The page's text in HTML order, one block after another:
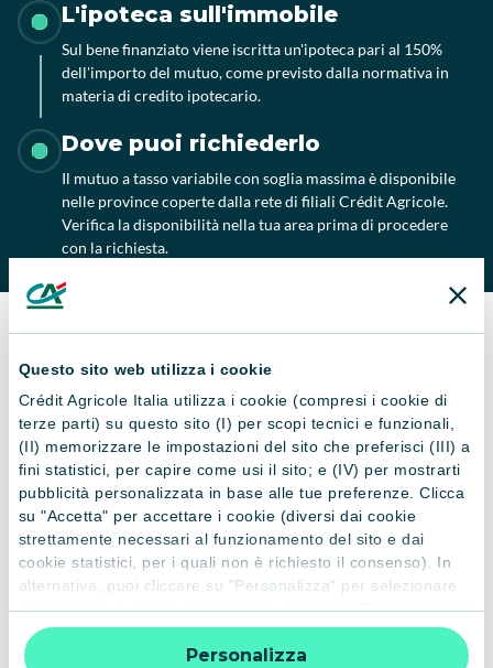
Questo sito web utilizza i cookie
Crédit Agricole Italia utilizza i cookie (compresi i cookie di
terze parti) su questo sito (I) per scopi tecnici e funzionali,
(II) memorizzare le impostazioni del sito che preferisci (III) a
fini statistici, per capire come usi il sito; e (IV) per mostrarti
pubblicità personalizzata in base alle tue preferenze. Clicca
su "Accetta" per accettare i cookie (diversi dai cookie
strettamente necessari al funzionamento del sito e dai
cookie statistici, per i quali non è richiesto il consenso). In
alternativa, puoi cliccare su "Personalizza" per selezionare
le categorie di cookie che desideri accettare. Cliccando sulla
“X” le impostazioni predefinite vengono lasciate invariate e
quindi la navigazione può continuare senza cookie o altri
Personalizza
L'ipoteca sull'immobile
Sul bene finanziato viene iscritta un'ipoteca pari al 150%
dell'importo del mutuo, come previsto dalla normativa in
materia di credito ipotecario.
Dove puoi richiederlo
Il mutuo a tasso variabile con soglia massima è disponibile
nelle province coperte dalla rete di filiali Crédit Agricole.
Verifica la disponibilità nella tua area prima di procedere
con la richiesta.
Calcola il tuo mutuo in pochi
passaggi
Per cosa vuoi richiedere un mutuo?
Acquisto
Valore immobile